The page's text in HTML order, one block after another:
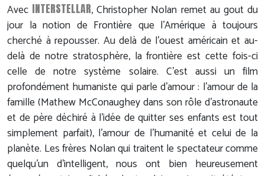
Avec INTERSTELLAR, Christopher Nolan remet au gout du
jour la notion de Frontière que l'Amérique à toujours
cherché à repousser. Au delà de l'ouest américain et au-
delà de notre stratosphère, la frontière est cette fois-ci
celle de notre système solaire. C'est aussi un film
profondément humaniste qui parle d'amour : l'amour de la
famille (Mathew McConaughey dans son rôle d'astronaute
et de père déchiré à l'idée de quitter ses enfants est tout
simplement parfait), l'amour de l'humanité et celui de la
planète. Les frères Nolan qui traitent le spectateur comme
quelqu'un d'intelligent, nous ont bien heureusement